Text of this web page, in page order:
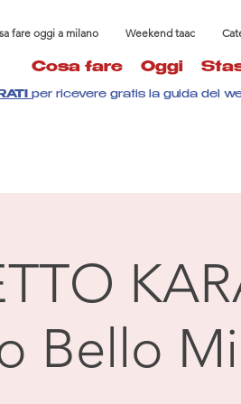
fare oggi a milano Weekend taac
Cosa fare Oggi
per ricevere gratis la guida del
Bello